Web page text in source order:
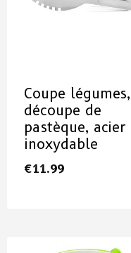
Coupe légumes,
découpe de
pastèque, acier
inoxydable
€11.99